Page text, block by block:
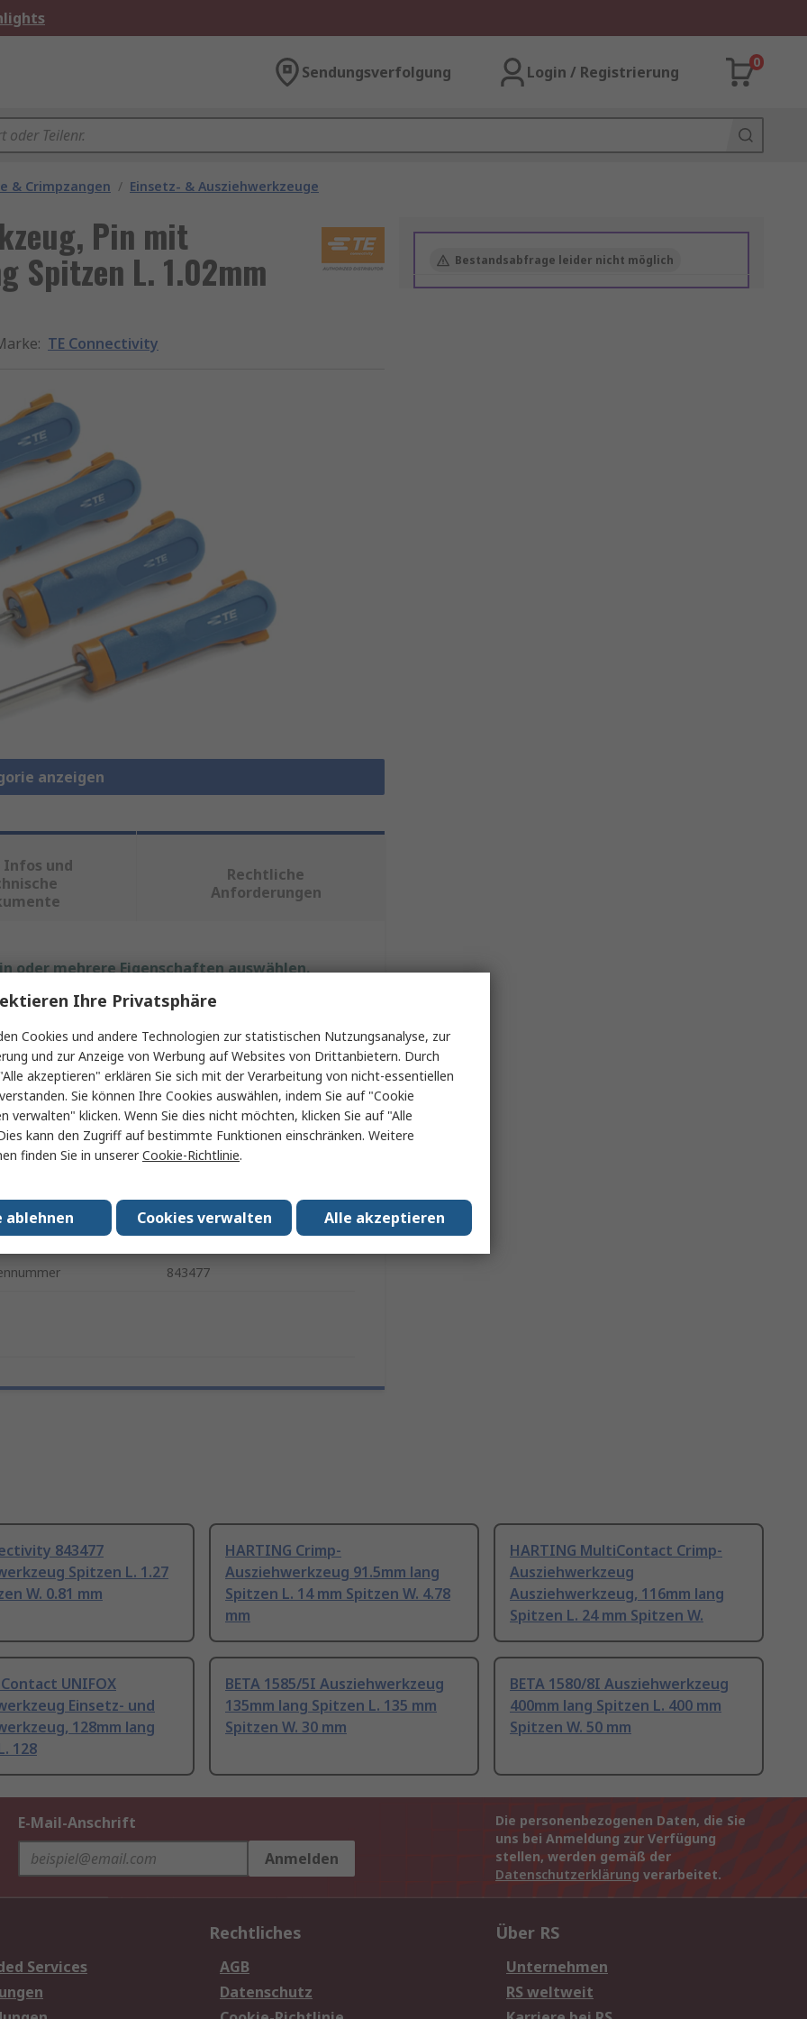
Sendungsverfolgung Login / Registrierung
0
& Crimpzangen / Einsetz- & Ausziehwerkzeuge
Pin mit
Spitzen L. 1.02mm
: TE Connectivity
anzeigen
Bestandsabfrage leider nicht möglich
Infos und
Rechtliche
Anforderungen
oder mehrere Eigenschaften auswählen.
Wert
TE Connectivity
Pin
Ja
144,78 mm
0.81mm
1.02mm
843477
843477
Spitzen L. 1.27
W. 0.81 mm
HARTING Crimp-
Ausziehwerkzeug 91.5mm lang
Spitzen L. 14 mm Spitzen W. 4.78
mm
HARTING MultiContact Crimp-
Ausziehwerkzeug
Ausziehwerkzeug, 116mm lang
Spitzen L. 24 mm Spitzen W.
UNIFOX
Einsetz- und
128mm lang
128
BETA 1585/5I Ausziehwerkzeug
135mm lang Spitzen L. 135 mm
Spitzen W. 30 mm
BETA 1580/8I Ausziehwerkzeug
400mm lang Spitzen L. 400 mm
Spitzen W. 50 mm
E-Mail-Anschrift
Anmelden
Die personenbezogenen Daten, die Sie
uns bei Anmeldung zur Verfügung
stellen, werden gemäß der
Datenschutzerklärung verarbeitet.
Services
Rechtliches
AGB
Datenschutz
Über RS
Unternehmen
RS weltweit
Ihre Privatsphäre
Cookies und andere Technologien zur statistischen Nutzungsanalyse, zur
und zur Anzeige von Werbung auf Websites von Drittanbietern. Durch
akzeptieren" erklären Sie sich mit der Verarbeitung von nicht-essentiellen
Sie können Ihre Cookies auswählen, indem Sie auf "Cookie
verwalten" klicken. Wenn Sie dies nicht möchten, klicken Sie auf "Alle
kann den Zugriff auf bestimmte Funktionen einschränken. Weitere
finden Sie in unsererCookie-Richtlinie.
Alle akzeptieren
Cookies verwalten
ablehnen